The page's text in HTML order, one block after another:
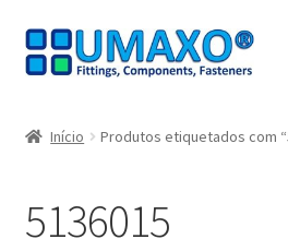
Ir
para
Saltar
para
Caixa registadora
Início Produtos etiquetados com
5136015